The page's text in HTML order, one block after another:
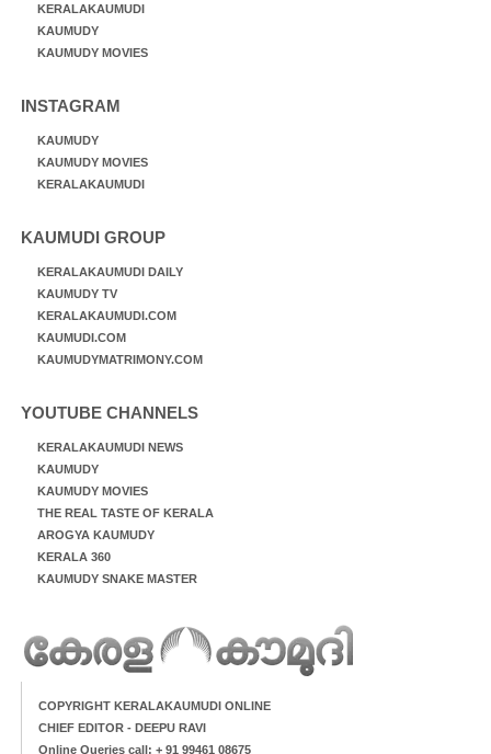
KERALAKAUMUDI
KAUMUDY
KAUMUDY MOVIES
INSTAGRAM
KAUMUDY
KAUMUDY MOVIES
KERALAKAUMUDI
KAUMUDI GROUP
KERALAKAUMUDI DAILY
KAUMUDY TV
KERALAKAUMUDI.COM
KAUMUDI.COM
KAUMUDYMATRIMONY.COM
YOUTUBE CHANNELS
KERALAKAUMUDI NEWS
KAUMUDY
KAUMUDY MOVIES
THE REAL TASTE OF KERALA
AROGYA KAUMUDY
KERALA 360
KAUMUDY SNAKE MASTER
COPYRIGHT KERALAKAUMUDI ONLINE
CHIEF EDITOR - DEEPU RAVI
Online Queries call: + 91 99461 08675